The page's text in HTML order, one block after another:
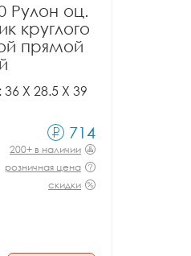
Рулон оц.
круглого
прямой
X 28.5 X 39
714
200+ в наличии
розничная цена
скидки